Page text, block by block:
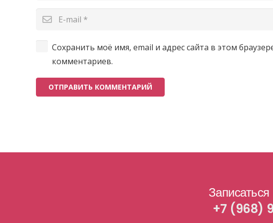
Сохранить моё имя, email и адрес сайта в этом
комментариев.
ОТПРАВИТЬ КОММЕНТАРИЙ
+7 (968)